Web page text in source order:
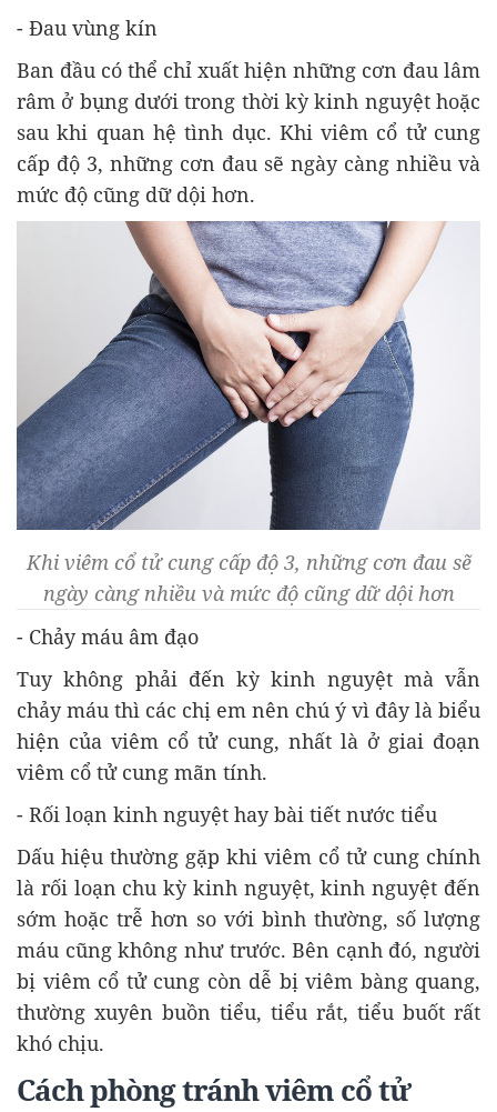
- Đau vùng kín
Ban đầu có thể chỉ xuất hiện những cơn đau lâm
râm ở bụng dưới trong thời kỳ kinh nguyệt hoặc
sau khi quan hệ tình dục. Khiviêm cổ tử cung
cấp độ 3, những cơn đau sẽ ngày càng nhiều và
mức độ cũng dữ dội hơn.
Khi viêm cổ tử cung cấp độ 3, những cơn đau sẽ
ngày càng nhiều và mức độ cũng dữ dội hơn
- Chảy máu âm đạo
Tuy không phải đến kỳ kinh nguyệt mà vẫn
chảy máu thì các chị em nên chú ý vì đây là biểu
hiện của viêm cổ tử cung, nhất là ở giai đoạn
viêm cổ tử cung mãn tính.
- Rối loạn kinh nguyệt hay bài tiết nước tiểu
Dấu hiệu thường gặp khi viêm cổ tử cung chính
là rối loạn chu kỳ kinh nguyệt, kinh nguyệt đến
sớm hoặc trễ hơn so với bình thường, số lượng
máu cũng không như trước. Bên cạnh đó, người
bị viêm cổ tử cung còn dễ bị viêm bàng quang,
thường xuyên buồn tiểu, tiểu rắt, tiểu buốt rất
khó chịu.
Cách phòng tránh viêm cổ tử